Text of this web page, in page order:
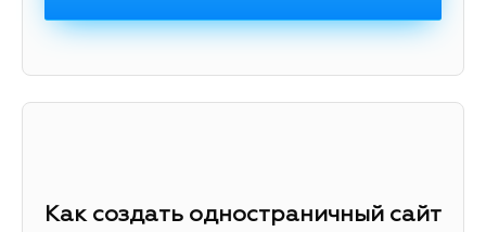
Как создать одностраничный сайт